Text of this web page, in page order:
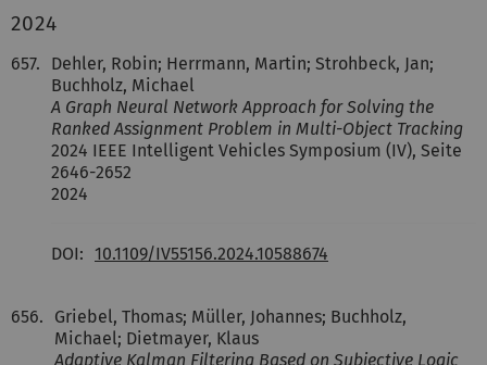
2024
657.
Dehler, Robin; Herrmann, Martin; Strohbeck, Jan;
Buchholz, Michael
A Graph Neural Network Approach for Solving the
Ranked Assignment Problem in Multi-Object Tracking
2024 IEEE Intelligent Vehicles Symposium (IV), Seite
2646-2652
2024
DOI: 10.1109/IV55156.2024.10588674
656.
Griebel, Thomas; Müller, Johannes; Buchholz,
Michael; Dietmayer, Klaus
Adaptive Kalman Filtering Based on Subjective Logic